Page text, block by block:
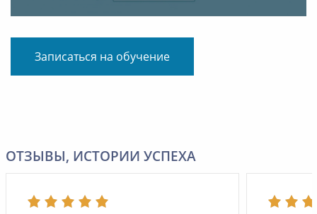
Записаться на обучение
ОТЗЫВЫ, ИСТОРИИ УСПЕХА